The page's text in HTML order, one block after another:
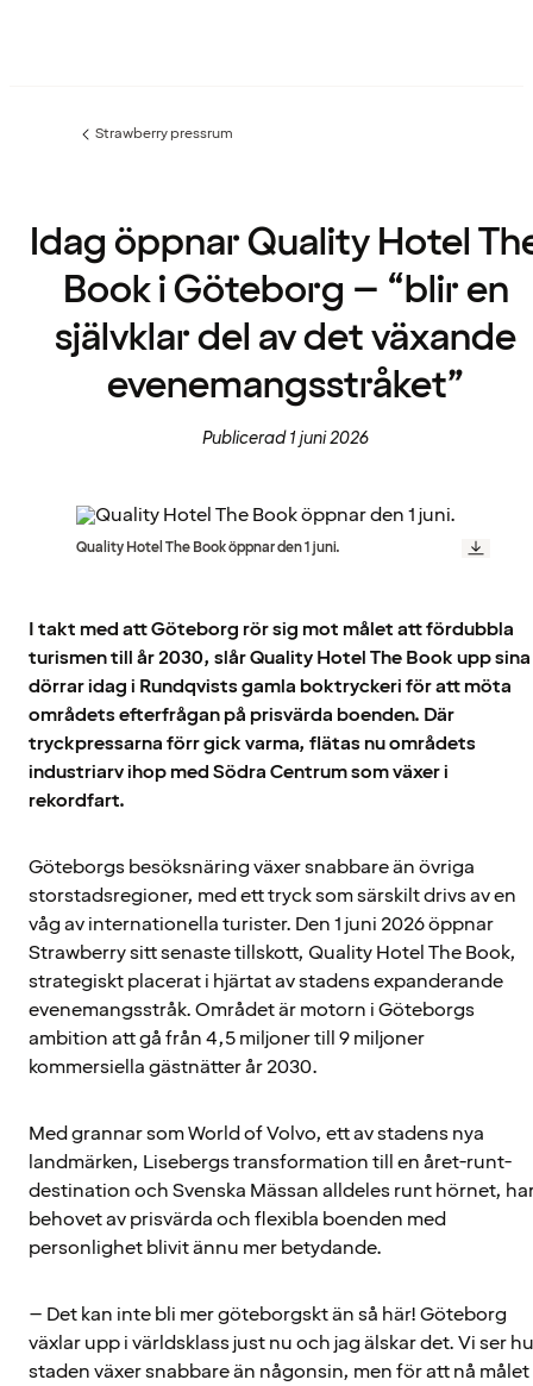
Föregående
Strawberry pressrum
Idag öppnar Quality Hotel
Book i Göteborg – “blir en
självklar del av det växande
evenemangsstråket”
Publicerad 1 juni 2026
Quality Hotel The Book öppnar den 1 juni.
I takt med att Göteborg rör sig mot målet att fördubbla
turismen till år 2030, slår Quality Hotel The Book upp sina
dörrar idag i Rundqvists gamla boktryckeri för att möta
områdets efterfrågan på prisvärda boenden. Där
tryckpressarna förr gick varma, flätas nu områdets
industriarv ihop med Södra Centrum som växer i
rekordfart.
Göteborgs besöksnäring växer snabbare än övriga
storstadsregioner, med ett tryck som särskilt drivs av en
våg av internationella turister. Den 1 juni 2026 öppnar
Strawberry sitt senaste tillskott, Quality Hotel The Book,
strategiskt placerat i hjärtat av stadens expanderande
evenemangsstråk. Området är motorn i Göteborgs
ambition att gå från 4,5 miljoner till 9 miljoner
kommersiella gästnätter år 2030.
Med grannar som World of Volvo, ett av stadens nya
landmärken, Lisebergs transformation till en året-runt-
destination och Svenska Mässan alldeles runt hörnet,
behovet av prisvärda och flexibla boenden med
personlighet blivit ännu mer betydande.
– Det kan inte bli mer göteborgskt än så här! Göteborg
växlar upp i världsklass just nu och jag älskar det. Vi ser
staden växer snabbare än någonsin, men för att nå målet